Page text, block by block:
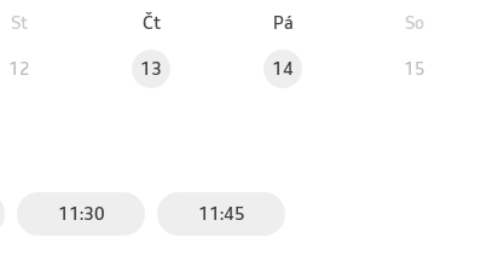
St Čt Pá So
12 13 14 15
11:30 11:45